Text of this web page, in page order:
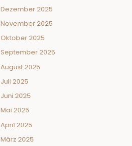
Dezember 2025
November 2025
Oktober 2025
September 2025
August 2025
Juli 2025
Juni 2025
Mai 2025
April 2025
März 2025